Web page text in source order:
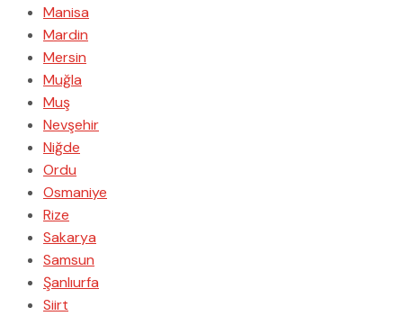
Manisa
Mardin
Mersin
Muğla
Muş
Nevşehir
Niğde
Ordu
Osmaniye
Rize
Sakarya
Samsun
Şanlıurfa
Siirt